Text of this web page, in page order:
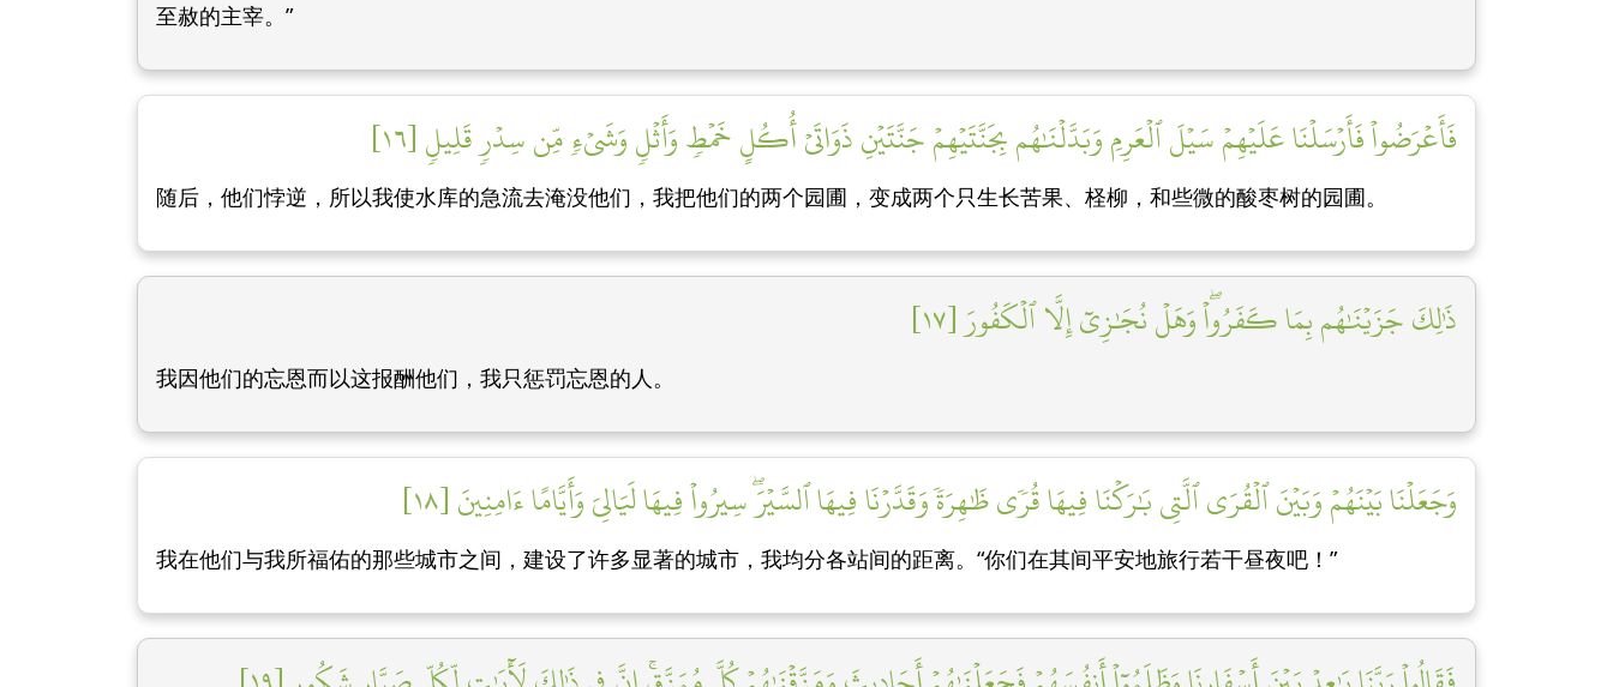
至赦的主宰。”
فَأَعۡرَضُواْ فَأَرۡسَلۡنَا عَلَيۡهِمۡ سَيۡلَ ٱلۡعَرِمِ وَبَدَّلۡنَٰهُم بِجَنَّتَيۡهِمۡ جَنَّتَيۡنِ ذَوَاتَيۡ أُكُلٍ خَمۡطٖ وَأَثۡلٖ وَشَيۡءٖ مِّن سِدۡرٖ قَلِيلٖ [١٦]
随后，他们悖逆，所以我使水库的急流去淹没他们，我把他们的两个园圃，变成两个只生长苦果、柽柳，和些微的酸枣树的园圃。
ذَٰلِكَ جَزَيۡنَٰهُم بِمَا كَفَرُواْۖ وَهَلۡ نُجَٰزِيٓ إِلَّا ٱلۡكَفُورَ [١٧]
我因他们的忘恩而以这报酬他们，我只惩罚忘恩的人。
وَجَعَلۡنَا بَيۡنَهُمۡ وَبَيۡنَ ٱلۡقُرَى ٱلَّتِي بَٰرَكۡنَا فِيهَا قُرٗى ظَٰهِرَةٗ وَقَدَّرۡنَا فِيهَا ٱلسَّيۡرَۖ سِيرُواْ فِيهَا لَيَالِيَ وَأَيَّامًا ءَامِنِينَ [١٨]
我在他们与我所福佑的那些城市之间，建设了许多显著的城市，我均分各站间的距离。“你们在其间平安地旅行若干昼夜吧！”